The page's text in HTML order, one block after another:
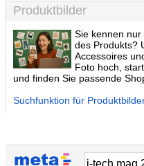
Produktbilder
Sie kennen nur
des Produkts?
Accessoires
Foto hoch,
und finden Sie passende
Suchfunktion für